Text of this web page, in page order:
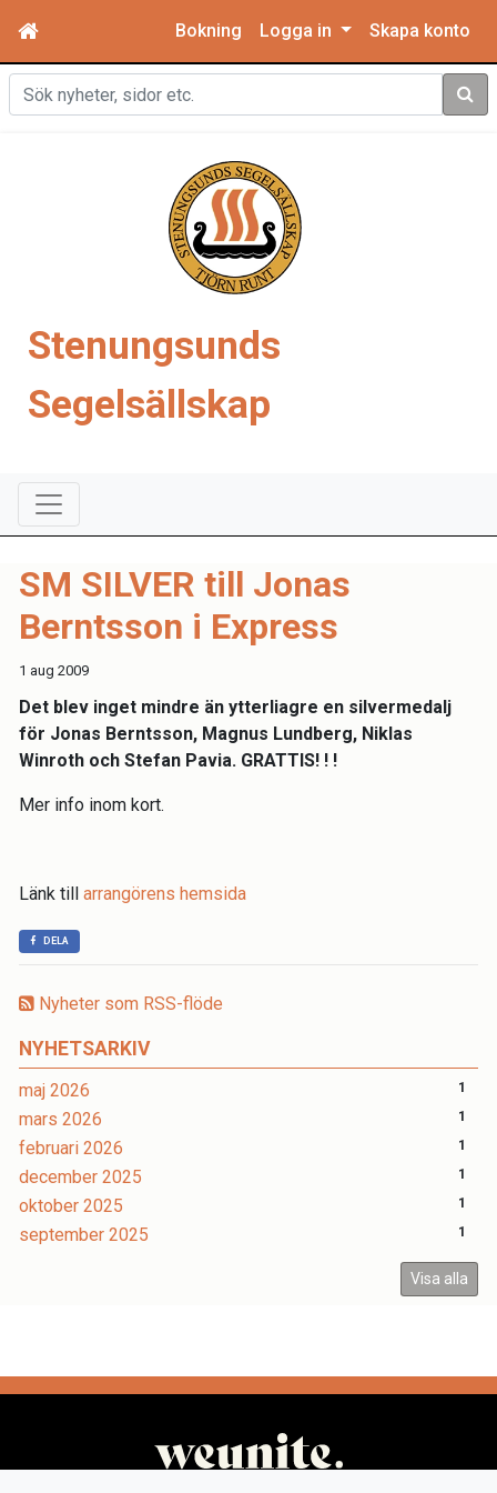
Bokning Logga in Skapa konto
Sök
Stenungsunds
Segelsällskap
Nyheter som RSS-flöde
NYHETSARKIV
maj 2026 1
mars 2026 1
februari 2026 1
december 2025 1
oktober 2025 1
september 2025 1
Visa alla
SM SILVER till Jonas
Berntsson i Express
1 aug 2009
Det blev inget mindre än ytterliagre en silvermedalj
för Jonas Berntsson, Magnus Lundberg, Niklas
Winroth och Stefan Pavia. GRATTIS! ! !
Mer info inom kort.
Länk till arrangörens hemsida
DELA